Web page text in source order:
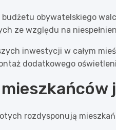
obywatelskiego
ze względu na
inwestycji w całym
dodatkowego
rozdysponują